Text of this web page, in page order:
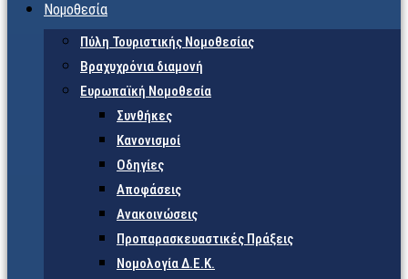
Νομοθεσία
Πύλη Τουριστικής Νομοθεσίας
Βραχυχρόνια διαμονή
Ευρωπαϊκή Νομοθεσία
Συνθήκες
Κανονισμοί
Οδηγίες
Αποφάσεις
Ανακοινώσεις
Προπαρασκευαστικές Πράξεις
Νομολογία Δ.Ε.Κ.